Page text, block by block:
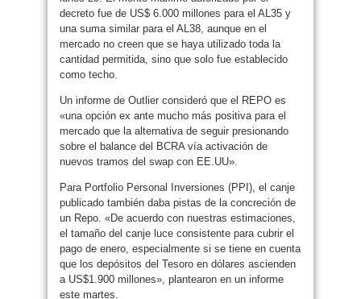
decreto fue de US$ 6.000 millones para el AL35 y
una suma similar para el AL38, aunque en el
mercado no creen que se haya utilizado toda la
cantidad permitida, sino que solo fue establecido
como techo.
Un informe de Outlier consideró que el REPO es
«una opción ex ante mucho más positiva para el
mercado que la alternativa de seguir presionando
sobre el balance del BCRA vía activación de
nuevos tramos del swap con EE.UU».
Para Portfolio Personal Inversiones (PPI), el canje
publicado también daba pistas de la concreción de
un Repo. «De acuerdo con nuestras estimaciones,
el tamaño del canje luce consistente para cubrir el
pago de enero, especialmente si se tiene en cuenta
que los depósitos del Tesoro en dólares ascienden
a US$1.900 millones», plantearon en un informe
este martes.